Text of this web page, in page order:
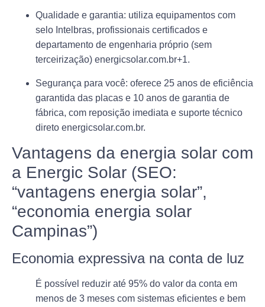
Qualidade e garantia: utiliza equipamentos com
selo Intelbras, profissionais certificados e
departamento de engenharia próprio (sem
terceirização) energicsolar.com.br+1.
Segurança para você: oferece 25 anos de eficiência
garantida das placas e 10 anos de garantia de
fábrica, com reposição imediata e suporte técnico
direto energicsolar.com.br.
Vantagens da energia solar com
a Energic Solar (SEO:
“vantagens energia solar”,
“economia energia solar
Campinas”)
Economia expressiva na conta de luz
É possível reduzir até 95% do valor da conta em
menos de 3 meses com sistemas eficientes e bem